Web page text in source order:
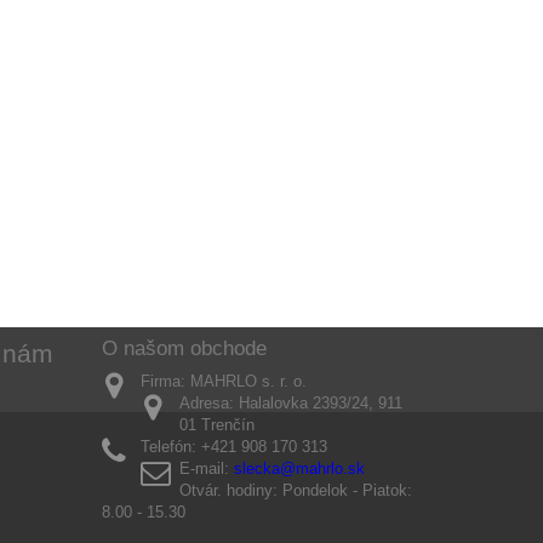
O našom obchode
Firma: MAHRLO s. r. o.
Adresa: Halalovka 2393/24, 911
01 Trenčín
Telefón: +421 908 170 313
E-mail: slecka@mahrlo.sk
Otvár. hodiny: Pondelok - Piatok:
8.00 - 15.30